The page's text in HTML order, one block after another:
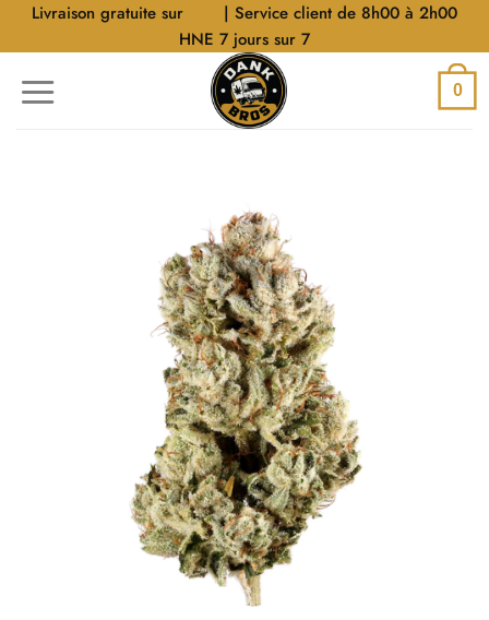
AllerLivraison gratuite sur
| Service client de 8h00 à 2h00
HNE 7 jours sur 7
0